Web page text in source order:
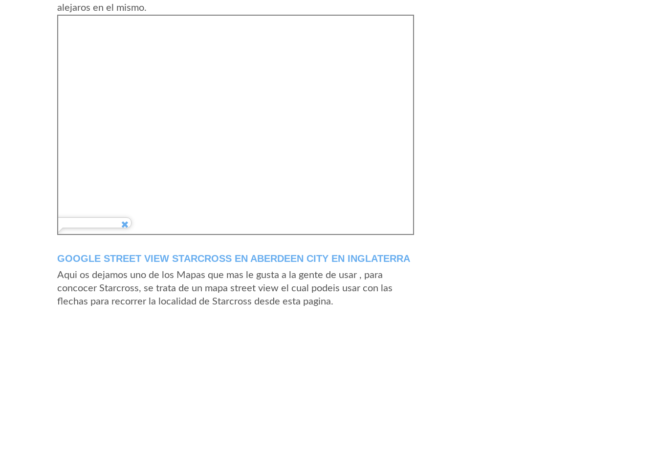
alejaros en el mismo.
GOOGLE STREET VIEW STARCROSS EN ABERDEEN CITY EN INGLATERRA
Aqui os dejamos uno de los Mapas que mas le gusta a la gente de usar , para
concocer Starcross, se trata de un mapa street view el cual podeis usar con las
flechas para recorrer la localidad de Starcross desde esta pagina.